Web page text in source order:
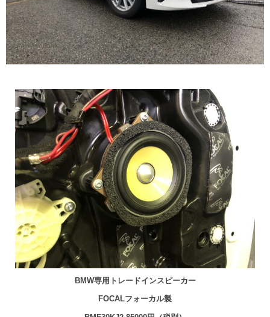
BMW専用トレードインスピーカー
FOCALフォーカル製